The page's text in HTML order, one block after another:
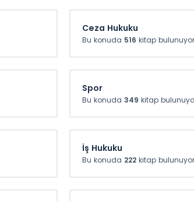
Ceza Hukuku
Bu konuda 516 kitap
Spor
Bu konuda 349 kitap
İş Hukuku
Bu konuda 222kitap